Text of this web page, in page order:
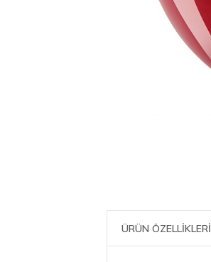
ÜRÜN ÖZELLİKLERİ